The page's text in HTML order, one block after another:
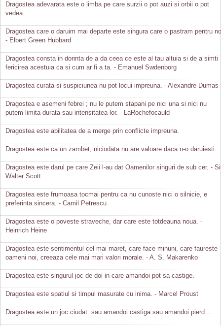
Dragostea adevarata este o limba pe care surzii o pot auzi si orbii o pot
vedea.
Dragostea care o daruim mai departe este singura care o pastram pentru
- Elbert Green Hubbard
Dragostea consta in dorinta de a da ceea ce este al tau altuia si de a simti
fericirea acestuia ca si cum ar fi a ta. - Emanuel Swdenborg
Dragostea curata si suspiciunea nu pot locui impreuna. - Alexandre Dumas
Dragostea e asemeni febrei ; nu le putem stapani pe nici una si nici nu
putem limita durata sau intensitatea lor. - LaRochefocauld
Dragostea este abilitatea de a merge prin conflicte impreuna.
Dragostea este ca un zambet, niciodata nu are valoare daca n-o daruiesti.
Dragostea este darul pe care Zeii l-au dat Oamenilor singuri de sub cer. -
Walter Scott
Dragostea este frumoasa tocmai pentru ca nu cunoste nici o silnicie, e
preferinta sincera. - Camil Petrescu
Dragostea este o poveste straveche, dar care este totdeauna noua. -
Heinrich Heine
Dragostea este sentimentul cel mai maret, care face minuni, care faureste
oameni noi, creeaza cele mai mari valori morale. - A. S. Makarenko
Dragostea este singurul joc de doi in care amandoi pot sa castige.
Dragostea este spatiul si timpul masurate cu inima. - Marcel Proust
Dragostea este un joc ciudat: sau amandoi castiga sau amandoi pierd ...